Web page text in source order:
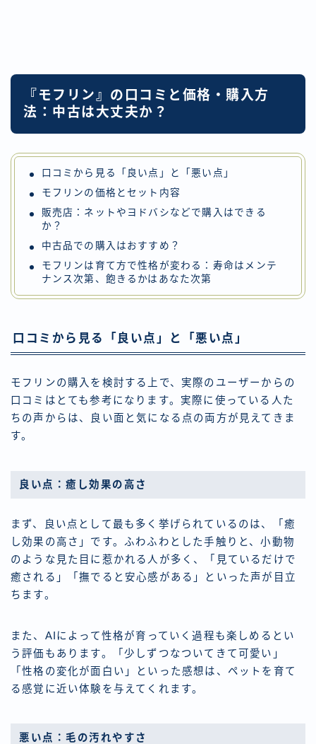
『モフリン』の口コミと価格・購入方
法：中古は大丈夫か？
口コミから見る「良い点」と「悪い点」
モフリンの価格とセット内容
販売店：ネットやヨドバシなどで購入はできる
か？
中古品での購入はおすすめ？
モフリンは育て方で性格が変わる：寿命はメンテ
ナンス次第、飽きるかはあなた次第
口コミから見る「良い点」と「悪い点」
モフリンの購入を検討する上で、実際のユーザーからの
口コミはとても参考になります。実際に使っている人た
ちの声からは、良い面と気になる点の両方が見えてきま
す。
良い点：癒し効果の高さ
まず、良い点として最も多く挙げられているのは、「癒
し効果の高さ」です。ふわふわとした手触りと、小動物
のような見た目に惹かれる人が多く、「見ているだけで
癒される」「撫でると安心感がある」といった声が目立
ちます。
また、AIによって性格が育っていく過程も楽しめるとい
う評価もあります。「少しずつなついてきて可愛い」
「性格の変化が面白い」といった感想は、ペットを育て
る感覚に近い体験を与えてくれます。
悪い点：毛の汚れやすさ